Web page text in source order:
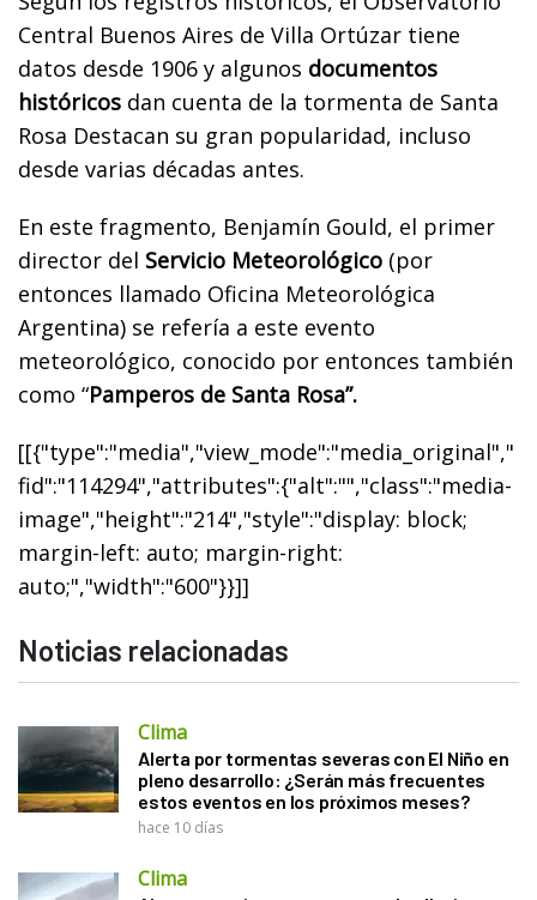
Central Buenos Aires de Villa Ortúzar tiene
datos desde 1906 y algunos documentos
históricos dan cuenta de la tormenta de Santa
Rosa Destacan su gran popularidad, incluso
desde varias décadas antes.
En este fragmento, Benjamín Gould, el primer
director del Servicio Meteorológico (por
entonces llamado Oficina Meteorológica
Argentina) se refería a este evento
meteorológico, conocido por entonces también
como “Pamperos de Santa Rosa”.
[[{"type":"media","view_mode":"media_original","
fid":"114294","attributes":{"alt":"","class":"media-
image","height":"214","style":"display: block;
margin-left: auto; margin-right:
auto;","width":"600"}}]]
Noticias relacionadas
Clima
Alerta por tormentas severas con El Niño en
pleno desarrollo: ¿Serán más frecuentes
estos eventos en los próximos meses?
hace 10 días
Clima